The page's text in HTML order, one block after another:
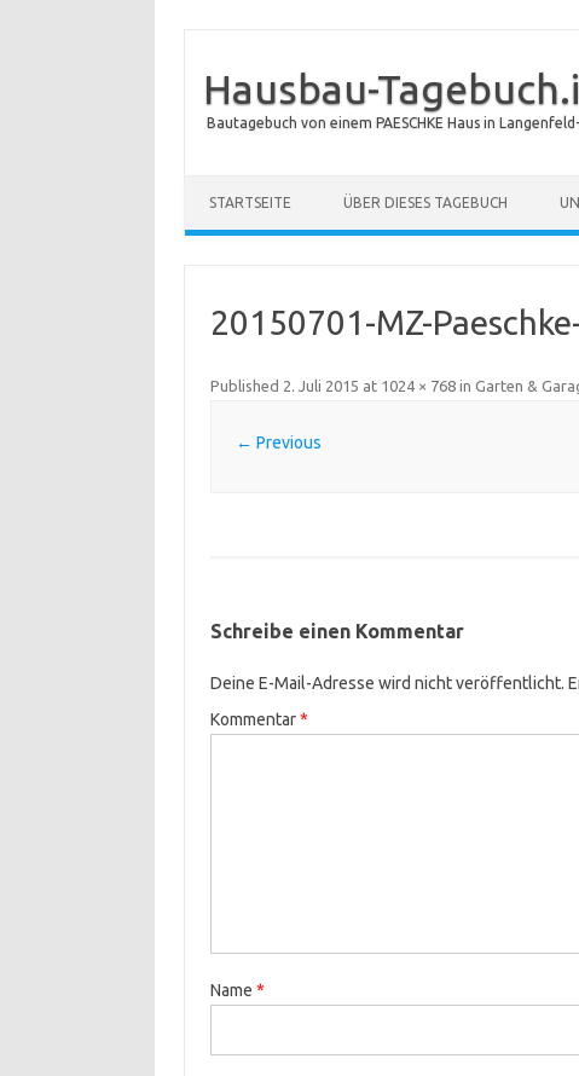
Hausbau-
Bautagebuch von einem PAESCHKE Haus in
STARTSEITE ÜBER DIESES TAGEBUCH
20150701-MZ-
Published 2. Juli 2015 at 1024 × 768in Garten &
← Previous
Schreibe einen Kommentar
Deine E-Mail-Adresse wird nicht veröffentlicht.
Kommentar*
Name *